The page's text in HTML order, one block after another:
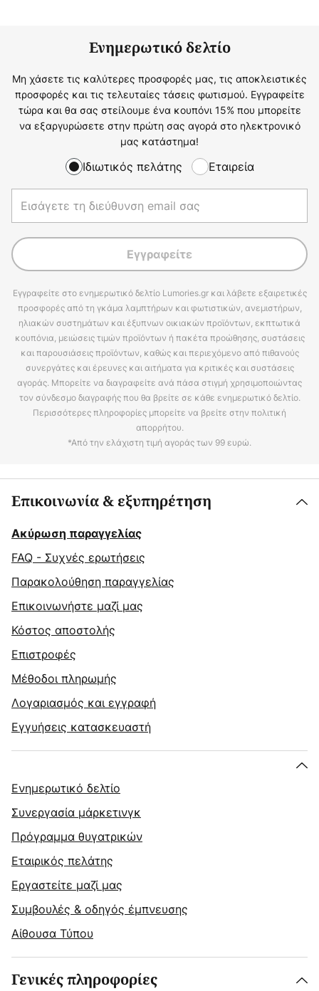
Ενημερωτικό δελτίο
Μη χάσετε τις καλύτερες προσφορές μας, τις αποκλειστικές
προσφορές και τις τελευταίες τάσεις φωτισμού. Εγγραφείτε
τώρα και θα σας στείλουμε ένα κουπόνι 15% που μπορείτε
να εξαργυρώσετε στην πρώτη σας αγορά στο ηλεκτρονικό
μας κατάστημα!
Ιδιωτικός πελάτης Εταιρεία
Εγγραφείτε
Εγγραφείτε στο ενημερωτικό δελτίο Lumories.gr και λάβετε εξαιρετικές
προσφορές από τη γκάμα λαμπτήρων και φωτιστικών, ανεμιστήρων,
ηλιακών συστημάτων και έξυπνων οικιακών προϊόντων, εκπτωτικά
κουπόνια, μειώσεις τιμών προϊόντων ή πακέτα προώθησης, συστάσεις
και παρουσιάσεις προϊόντων, καθώς και περιεχόμενο από πιθανούς
συνεργάτες και έρευνες και αιτήματα για κριτικές και συστάσεις
αγοράς. Μπορείτε να διαγραφείτε ανά πάσα στιγμή χρησιμοποιώντας
τον σύνδεσμο διαγραφής που θα βρείτε σε κάθε ενημερωτικό δελτίο.
Περισσότερες πληροφορίες μπορείτε να βρείτε στην πολιτική
απορρήτου.
*Από την ελάχιστη τιμή αγοράς των 99 ευρώ.
Επικοινωνία & εξυπηρέτηση
Ακύρωση παραγγελίας
FAQ - Συχνές ερωτήσεις
Παρακολούθηση παραγγελίας
Επικοινωνήστε μαζί μας
Κόστος αποστολής
Επιστροφές
Μέθοδοι πληρωμής
Λογαριασμός και εγγραφή
Εγγυήσεις κατασκευαστή
Ενημερωτικό δελτίο
Συνεργασία μάρκετινγκ
Πρόγραμμα θυγατρικών
Εταιρικός πελάτης
Εργαστείτε μαζί μας
Συμβουλές & οδηγός έμπνευσης
Αίθουσα Τύπου
Γενικές πληροφορίες